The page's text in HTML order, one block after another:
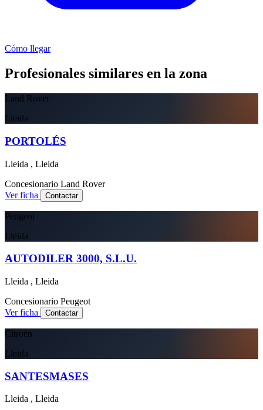
Cómo llegar
Profesionales similares en la zona
Land Rover
Lleida
PORTOLÉS
Lleida , Lleida
Concesionario Land Rover
Ver ficha
Contactar
Peugeot
Lleida
AUTODILER 3000, S.L.U.
Lleida , Lleida
Concesionario Peugeot
Ver ficha
Contactar
Citroën
Lleida
SANTESMASES
Lleida , Lleida